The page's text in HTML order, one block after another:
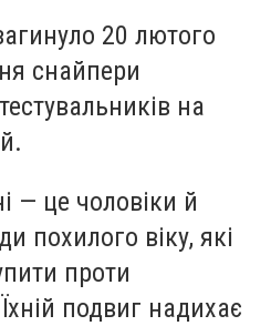
20 лютого
снайпери
на
— це чоловіки й
похилого віку, які
проти
подвиг надихає